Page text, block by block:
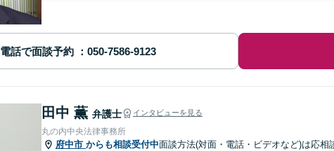
電話で面談予約
田中 薫 弁護士 インタビューを見る
丸の内中央法律事務所
府中市 からも相談受付中面談方法(対面・電話・ビデオなど)は応相